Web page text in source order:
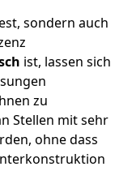
sondern auch
ist, lassen sich
zu
Stellen mit sehr
ohne dass